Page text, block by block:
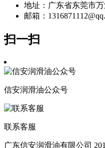
地址： 广东省东莞市
邮箱：
扫一扫
信安润滑油公众号
联系客服
广东信安润滑油有限公司